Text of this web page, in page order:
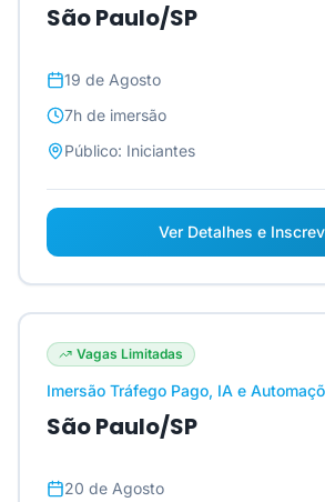
São Paulo/SP
19 de Agosto
7h de imersão
Público: Iniciantes
Ver Detalhes e
Vagas Limitadas
Imersão Tráfego Pago, IA e
São Paulo/SP
20 de Agosto